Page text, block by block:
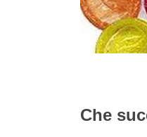
Che